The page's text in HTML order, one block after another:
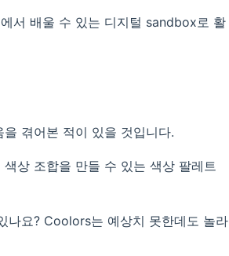
서 배울 수 있는 디지털 sandbox로 활
겪어본 적이 있을 것입니다.
상 조합을 만들 수 있는 색상 팔레트
나요? Coolors는 예상치 못한데도 놀라